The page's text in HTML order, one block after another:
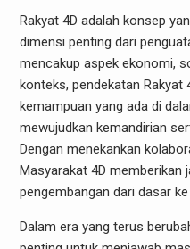
Rakyat 4D adalah konsep
dimensi penting dari
mencakup aspek ekonomi,
konteks, pendekatan Rakyat
kemampuan yang ada di
mewujudkan kemandirian
Dengan menekankan
Masyarakat 4D memberikan
pengembangan dari dasar
Dalam era yang terus